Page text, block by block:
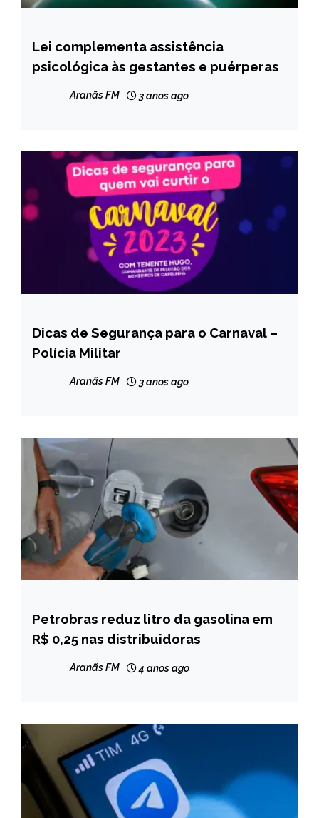
BRASIL
CAPELINHA
Lei complementa assistência
psicológica às gestantes e puérperas
Aranãs FM 3 anos ago
CAPELINHA
NOTÍCIAS
Dicas de Segurança para o Carnaval –
Polícia Militar
Aranãs FM 3 anos ago
BRASIL
NOTÍCIAS
Petrobras reduz litro da gasolina em
R$ 0,25 nas distribuidoras
Aranãs FM 4 anos ago